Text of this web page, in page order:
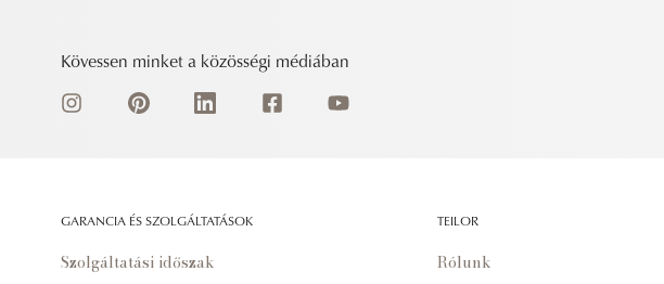
Kövessen minket a közösségi médiában
GARANCIA ÉS SZOLGÁLTATÁSOK
Szolgáltatási időszak
TEILOR
Rólunk